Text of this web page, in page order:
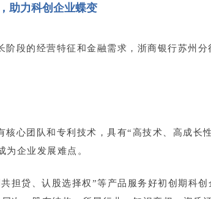
助力科创企业蝶变
段的经营特征和金融需求，浙商银行苏州
心团队和专利技术，具有“高技术、高成长
企业发展难点。
贷、认股选择权”等产品服务好初创期科